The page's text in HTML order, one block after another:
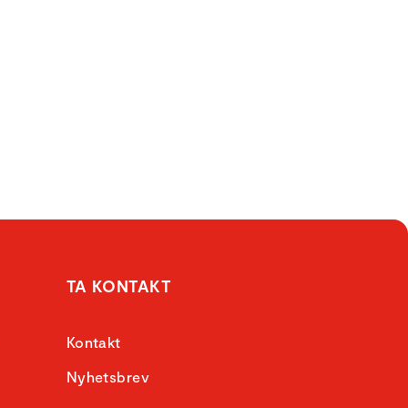
TA KONTAKT
Kontakt
Nyhetsbrev